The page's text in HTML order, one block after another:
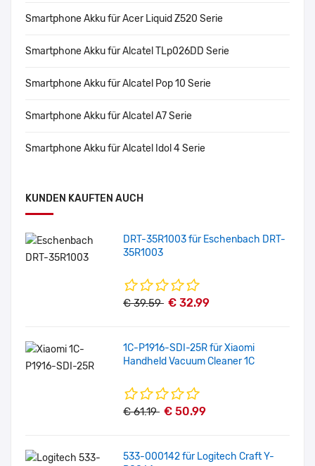
Smartphone Akku für Acer Liquid Z520 Serie
Smartphone Akku für Alcatel TLp026DD Serie
Smartphone Akku für Alcatel Pop 10 Serie
Smartphone Akku für Alcatel A7 Serie
Smartphone Akku für Alcatel Idol 4 Serie
KUNDEN KAUFTEN AUCH
DRT-35R1003 für Eschenbach DRT-
35R1003
€ 39.59 € 32.99
1C-P1916-SDI-25R für Xiaomi
Handheld Vacuum Cleaner 1C
€ 61.19 € 50.99
533-000142 für Logitech Craft Y-